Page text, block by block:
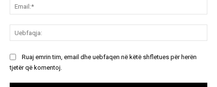
Ruaj emrin tim, email dhe uebfaqen në këtë shfletues për herën
tjetër që komentoj.